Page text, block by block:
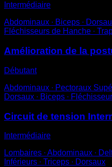
Intermédiaire
Abdominaux ∙ Biceps ∙
Fléchisseurs de Hanche ∙
Amélioration de la
Débutant
Abdominaux ∙ Pectoraux
Dorsaux ∙ Biceps ∙
Circuit de tension
Intermédiaire
Lombaires ∙ Abdominaux ∙
Inférieurs ∙ Triceps ∙ Dorsaux